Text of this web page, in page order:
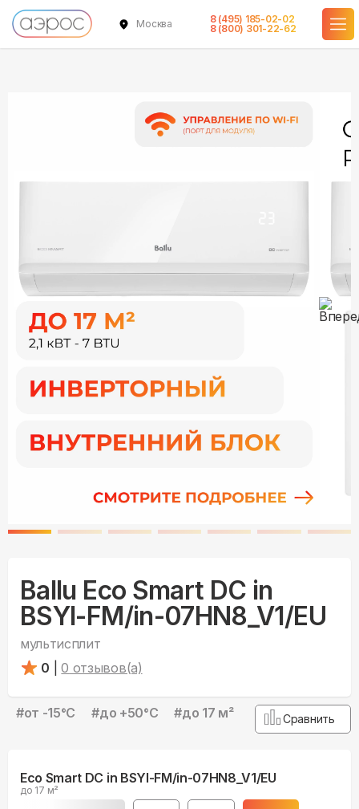
Москва
8 (495) 185-02-02
8 (800) 301-22-62
Ballu Eco Smart DC in
BSYI-FM/in-07HN8_V1/EU
мультисплит
0
0 отзывов(а)
#от -15°С #до +50°С #до 17 м² Сравнить
Eco Smart DC in BSYI-FM/in-07HN8_V1/EU
до 17 м²
в наличии
в наличии